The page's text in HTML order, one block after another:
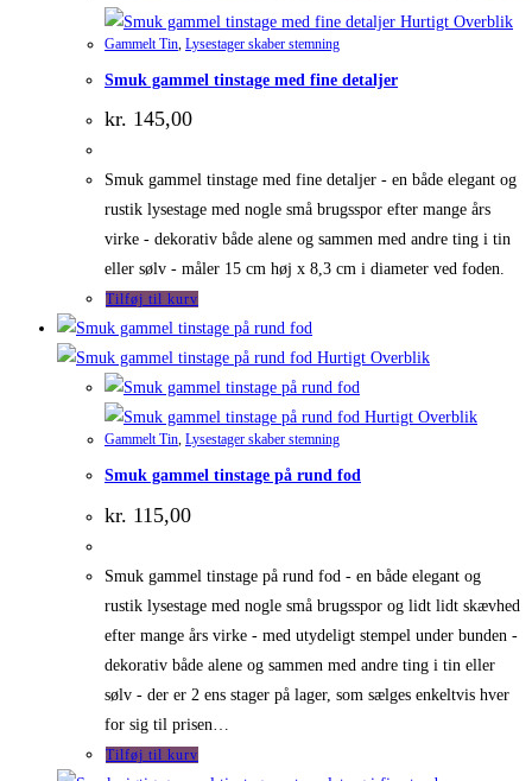
Hurtigt Overblik
Gammelt Tin, Lysestager skaber stemning
Smuk gammel tinstage med fine detaljer
kr. 145,00
Smuk gammel tinstage med fine detaljer - en både elegant og
rustik lysestage med nogle små brugsspor efter mange års
virke - dekorativ både alene og sammen med andre ting i tin
eller sølv - måler 15 cm høj x 8,3 cm i diameter ved foden.
Tilføj til kurv
Hurtigt Overblik
Hurtigt Overblik
Gammelt Tin, Lysestager skaber stemning
Smuk gammel tinstage på rund fod
kr. 115,00
Smuk gammel tinstage på rund fod - en både elegant og
rustik lysestage med nogle små brugsspor og lidt lidt skævhed
efter mange års virke - med utydeligt stempel under bunden -
dekorativ både alene og sammen med andre ting i tin eller
sølv - der er 2 ens stager på lager, som sælges enkeltvis hver
for sig til prisen…
Tilføj til kurv